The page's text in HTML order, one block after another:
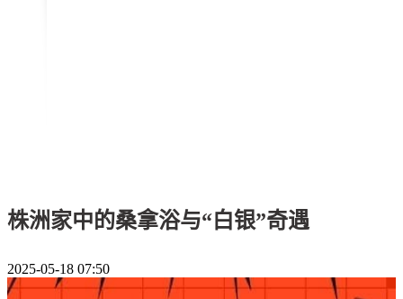
株洲家中的桑拿浴与“白银”奇遇
2025-05-18 07:50